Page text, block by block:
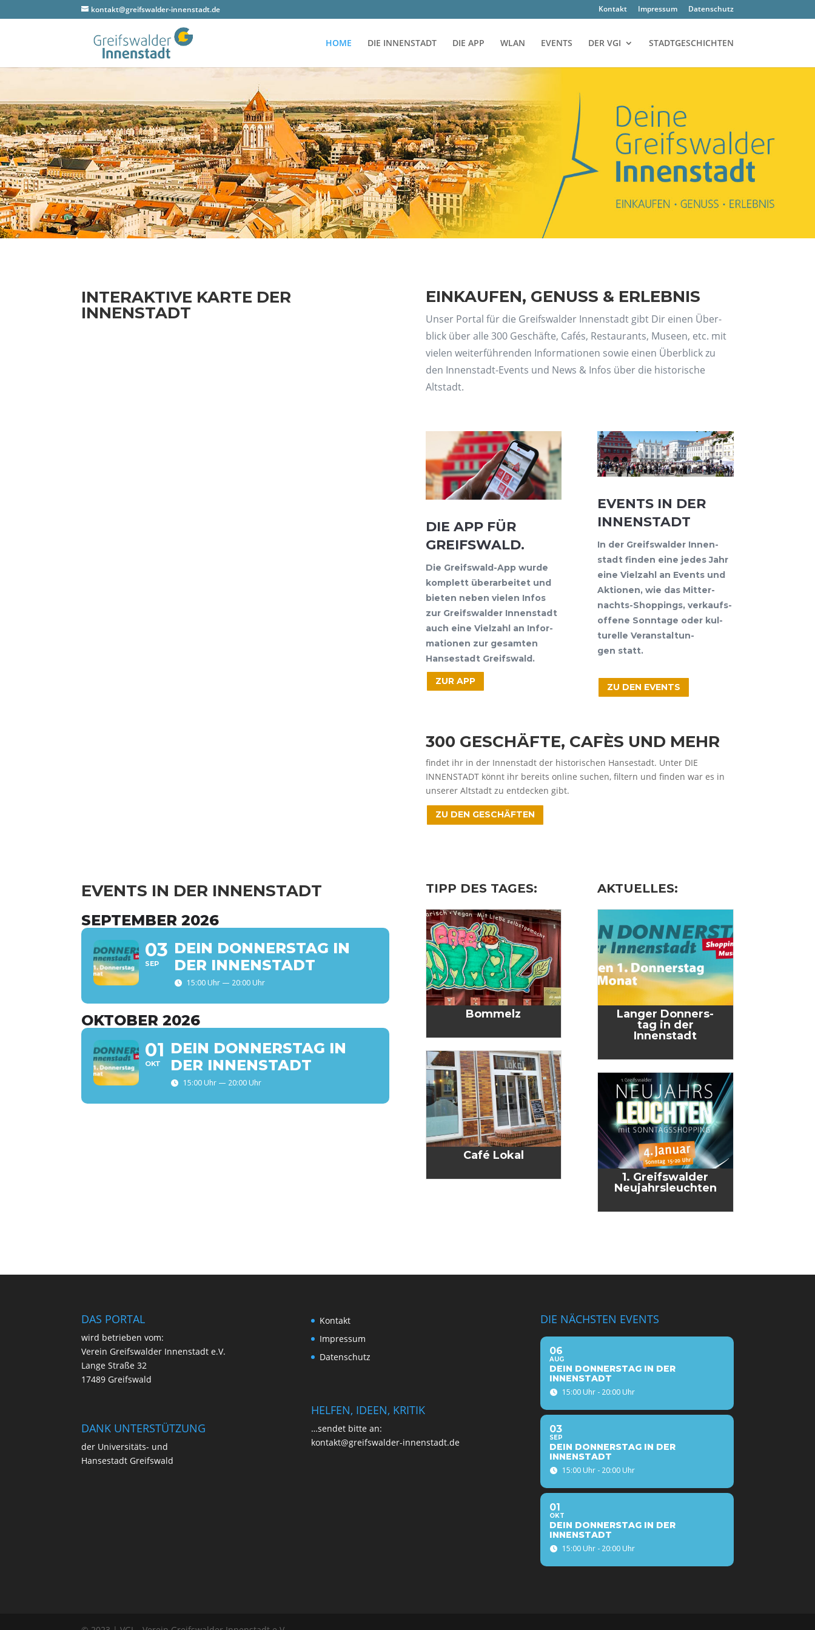
kontakt@greifswalder-innenstadt.de Kon­takt Impres­sum Daten­schutz
HOME DIE INNENSTADT DIE APP WLAN EVENTS DER VGI STADTGESCHICHTEN
INTER­AK­TI­VE KAR­TE DER
INNENSTADT
EINKAUFEN, GENUSS & ERLEBNIS
Unser Por­tal für die Greifs­wal­der Innen­stadt gibt Dir einen Über­
blick über alle 300 Geschäf­te, Cafés, Restau­rants, Muse­en, etc. mit
vie­len wei­ter­füh­ren­den Infor­ma­tio­nen sowie einen Über­blick zu
den Innen­stadt-Events und News & Infos über die his­to­ri­sche
Altstadt.
DIE APP FÜR
GREIFSWALD.
Die Greifs­wald-App wur­de
kom­plett über­ar­bei­tet und
bie­ten neben vie­len Infos
zur Greifs­wal­der Innen­stadt
auch eine Viel­zahl an Infor­
ma­tio­nen zur gesam­ten
Han­se­stadt Greifswald.
ZUR APP
EVENTS IN DER
INNENSTADT
In der Greifs­wal­der Innen­
stadt fin­den eine jedes Jahr
eine Viel­zahl an Events und
Aktio­nen, wie das Mit­ter­
nachts-Shop­pings, ver­kaufs­
of­fe­ne Sonn­ta­ge oder kul­
tu­rel­le Ver­an­stal­tun­
gen statt.
ZU DEN EVENTS
300 GESCHÄF­TE, CAFÈS UND MEHR
fin­det ihr in der Innen­stadt der his­to­ri­schen Han­se­stadt. Unter DIE
INNENSTADT könnt ihr bereits online suchen, fil­tern und fin­den war es in
unse­rer Alt­stadt zu ent­de­cken gibt.
ZU DEN GESCHÄFTEN
EVENTS IN DER INNENSTADT
SEP­TEM­BER 2026
03
SEP
DEIN DON­NERS­TAG IN
DER INNEN­STADT
15:00 Uhr — 20:00 Uhr
OKTO­BER 2026
01
OKT
DEIN DON­NERS­TAG IN
DER INNEN­STADT
15:00 Uhr — 20:00 Uhr
TIPP DES TAGES:
Bom­melz
Café Lokal
AKTUELLES:
Lan­ger Don­ners­
tag in der
Innenstadt
1. Greifs­wal­der
Neujahrsleuchten
DAS PORTAL
wird betrie­ben vom:
Ver­ein Greifs­wal­der Innen­stadt e.V.
Lan­ge Stra­ße 32
17489 Greifswald
DANK UNTERSTÜTZUNG
der Uni­ver­si­täts- und
Han­se­stadt Greifswald
Kon­takt
Impres­sum
Daten­schutz
HELFEN, IDEEN, KRITIK
…sen­det bit­te an:
kontakt@greifswalder-innenstadt.de
DIE NÄCHSTEN EVENTS
06
AUG
DEIN DONNERSTAG IN DER
INNENSTADT
15:00 Uhr - 20:00 Uhr
03
SEP
DEIN DONNERSTAG IN DER
INNENSTADT
15:00 Uhr - 20:00 Uhr
01
OKT
DEIN DONNERSTAG IN DER
INNENSTADT
15:00 Uhr - 20:00 Uhr